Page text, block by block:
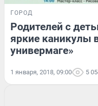
ГОРОД
Родителей с
яркие каникулы
универмаге»
1 января, 2018, 09:00 5